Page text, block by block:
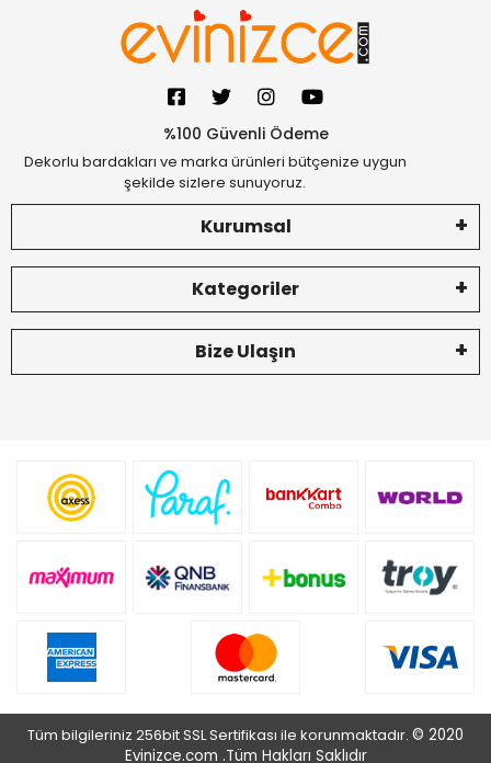
%100 Güvenli Ödeme
Dekorlu bardakları ve marka ürünleri bütçenize uygun
şekilde sizlere sunuyoruz.
Kurumsal
Kategoriler
Bize Ulaşın
Tüm bilgileriniz 256bit SSL Sertifikası ile korunmaktadır. © 2020
Evinizce.com .Tüm Hakları Saklıdır